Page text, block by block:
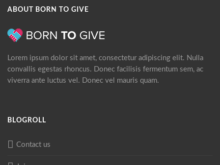
ABOUT BORN TO GIVE
Lorem ipsum dolor sit amet, consectetur adipiscing elit. Nulla
convallis egestas rhoncus. Donec facilisis fermentum sem, ac
viverra ante luctus vel. Donec vel mauris quam.
BLOGROLL
Contact us